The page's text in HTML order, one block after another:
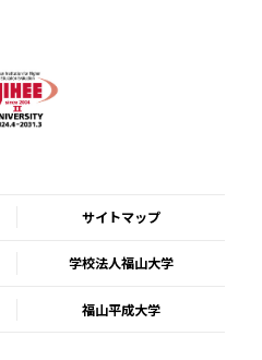
サイトマップ
学校法人福山大学
福山平成大学